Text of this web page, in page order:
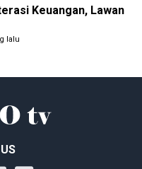
Keuangan, Lawan
lalu